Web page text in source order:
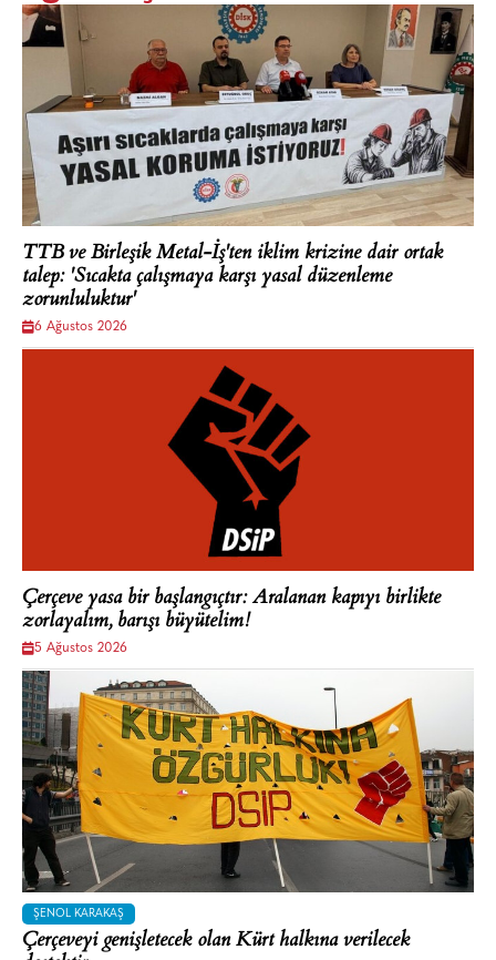
TTB ve Birleşik Metal-İş'ten iklim krizine dair ortak
talep: 'Sıcakta çalışmaya karşı yasal düzenleme
zorunluluktur'
6 Ağustos 2026
Çerçeve yasa bir başlangıçtır: Aralanan kapıyı birlikte
zorlayalım, barışı büyütelim!
5 Ağustos 2026
ŞENOL KARAKAŞ
Çerçeveyi genişletecek olan Kürt halkına verilecek